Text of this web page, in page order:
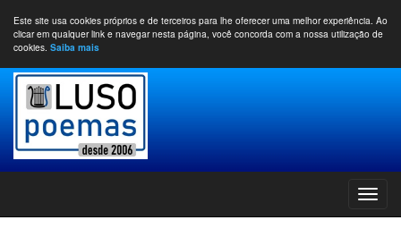
Este site usa cookies próprios e de terceiros para lhe oferecer uma melhor experiência. Ao
clicar em qualquer link e navegar nesta página, você concorda com a nossa utilização de
cookies. Saiba mais